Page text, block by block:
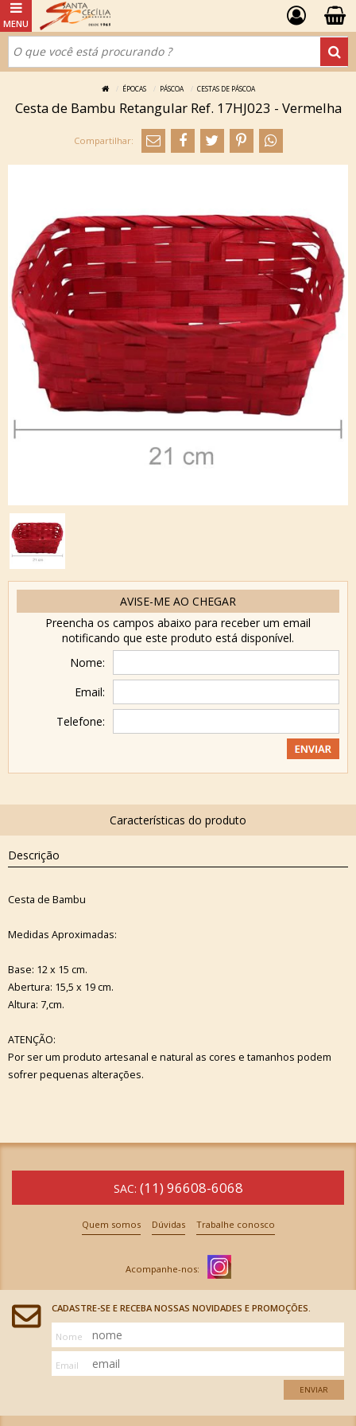
ÉPOCAS PÁSCOA CESTAS DE PÁSCOA
Cesta de Bambu Retangular Ref. 17HJ023 - Vermelha
AVISE-ME AO CHEGAR
Preencha os campos abaixo para receber um email
notificando que este produto está disponível.
Nome:
Email:
Telefone:
Descrição
Cesta de Bambu
Medidas Aproximadas:
Base: 12 x 15 cm.
Abertura: 15,5 x 19 cm.
Altura: 7,cm.
ATENÇÃO:
Por ser um produto artesanal e natural as cores e tamanhos podem
sofrer pequenas alterações.
SAC: (11) 96608-6068
Quem somos Dúvidas Trabalhe conosco
CADASTRE-SE E RECEBA NOSSAS NOVIDADES E PROMOÇÕES.
Nome
Email
ENVIAR